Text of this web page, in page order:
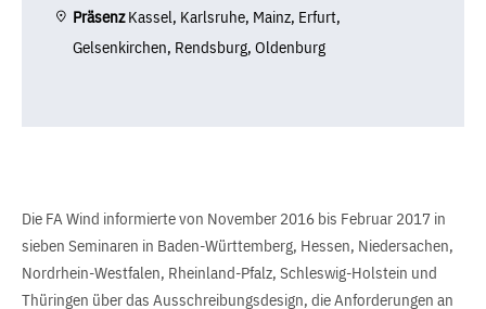
PräsenzKassel, Karlsruhe, Mainz, Erfurt,
Gelsenkirchen, Rendsburg, Oldenburg
Die FA Wind informierte von November 2016 bis Februar 2017 in
sieben Seminaren in Baden-Württemberg, Hessen, Niedersachen,
Nordrhein-Westfalen, Rheinland-Pfalz, Schleswig-Holstein und
Thüringen über das Ausschreibungsdesign, die Anforderungen an